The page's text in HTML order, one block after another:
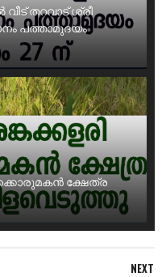
വീട് തറവാട് ശ്രീ
പത്താമുദയം
ക്ഷേത്ര
NEXT